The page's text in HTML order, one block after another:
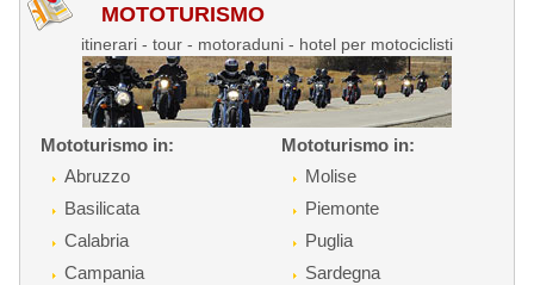
MOTOTURISMO
itinerari - tour - motoraduni - hotel per motociclisti
Mototurismo in:
Abruzzo
Basilicata
Calabria
Campania
Mototurismo in:
Molise
Piemonte
Puglia
Sardegna